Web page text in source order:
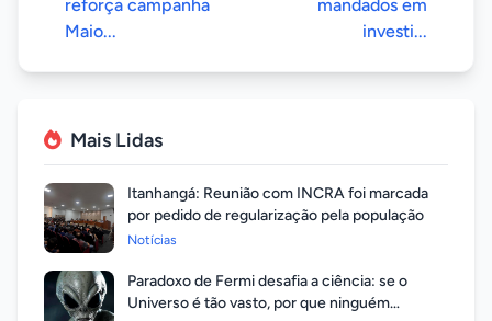
reforça campanha
Maio...
mandados em
investi...
Mais Lidas
Itanhangá: Reunião com INCRA foi marcada
por pedido de regularização pela população
Notícias
Paradoxo de Fermi desafia a ciência: se o
Universo é tão vasto, por que ninguém